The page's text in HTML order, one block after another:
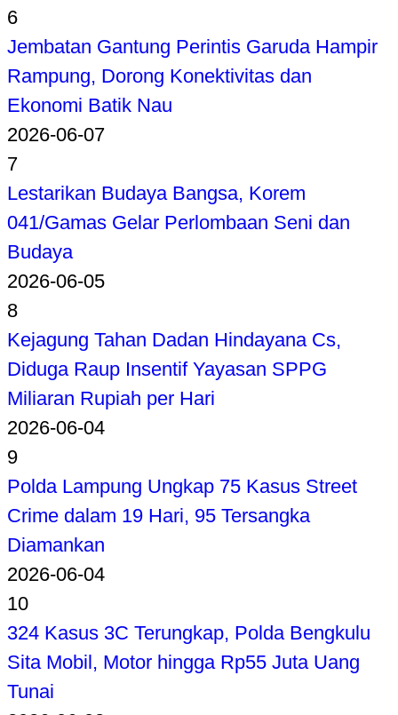
6
Jembatan Gantung Perintis Garuda Hampir
Rampung, Dorong Konektivitas dan
Ekonomi Batik Nau
2026-06-07
7
Lestarikan Budaya Bangsa, Korem
041/Gamas Gelar Perlombaan Seni dan
Budaya
2026-06-05
8
Kejagung Tahan Dadan Hindayana Cs,
Diduga Raup Insentif Yayasan SPPG
Miliaran Rupiah per Hari
2026-06-04
9
Polda Lampung Ungkap 75 Kasus Street
Crime dalam 19 Hari, 95 Tersangka
Diamankan
2026-06-04
10
324 Kasus 3C Terungkap, Polda Bengkulu
Sita Mobil, Motor hingga Rp55 Juta Uang
Tunai